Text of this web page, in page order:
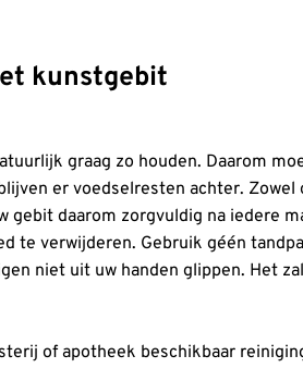
kunstgebit
graag zo houden. Daarom
er voedselresten achter.
gebit daarom zorgvuldig na iedere
te verwijderen. Gebruik géén
niet uit uw handen glippen. Het
of apotheek beschikbaar